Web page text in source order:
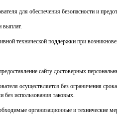
для обеспечения безопасности и
выплат.
технической поддержки при
сайту достоверных
осуществляется без ограничения
без использования таковых.
организационные и технические